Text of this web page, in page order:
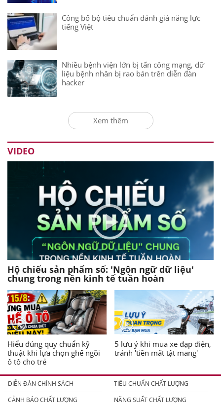
Công bố bộ tiêu chuẩn đánh giá năng lực
tiếng Việt
Nhiều bệnh viện lớn bị tấn công mạng, dữ
liệu bệnh nhân bị rao bán trên diễn đàn
hacker
Xem thêm
VIDEO
Hộ chiếu sản phẩm số: 'Ngôn ngữ dữ liệu'
chung trong nền kinh tế tuần hoàn
Hiểu đúng quy chuẩn kỹ
thuật khi lựa chọn ghế ngồi
ô tô cho trẻ
5 lưu ý khi mua xe đạp điện,
tránh 'tiền mất tật mang'
DIỄN ĐÀN CHÍNH SÁCH
TIÊU CHUẨN CHẤT LƯỢNG
CẢNH BÁO CHẤT LƯỢNG
NĂNG SUẤT CHẤT LƯỢNG